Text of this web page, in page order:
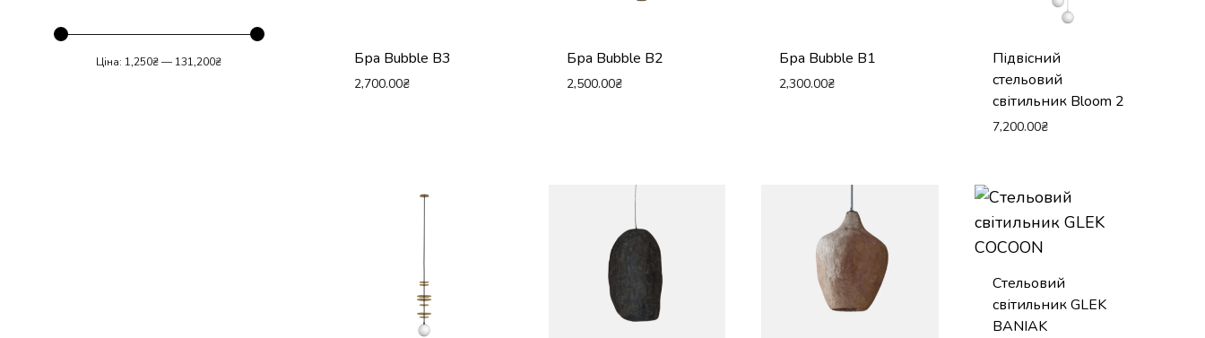
Бра Bubble B3
2,700.00₴
Бра Bubble B2
2,500.00₴
Бра Bubble B1
2,300.00₴
Підвісний
стельовий
світильник Bloom 2
7,200.00₴
Стельовий
світильник GLEK
BANIAK
Ціна: 1,250₴— 131,200₴